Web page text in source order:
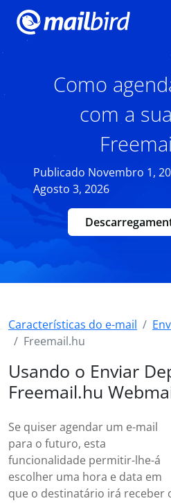
Como
com a
Publicado Novembro 1,
Agosto 3, 2026
Características do e-mail
Freemail.hu
Usando o Enviar
Freemail.hu
Se quiser agendar um e-mail
para o futuro, esta
funcionalidade permitir-lhe-á
escolher uma hora e data em
que o destinatário irá receber